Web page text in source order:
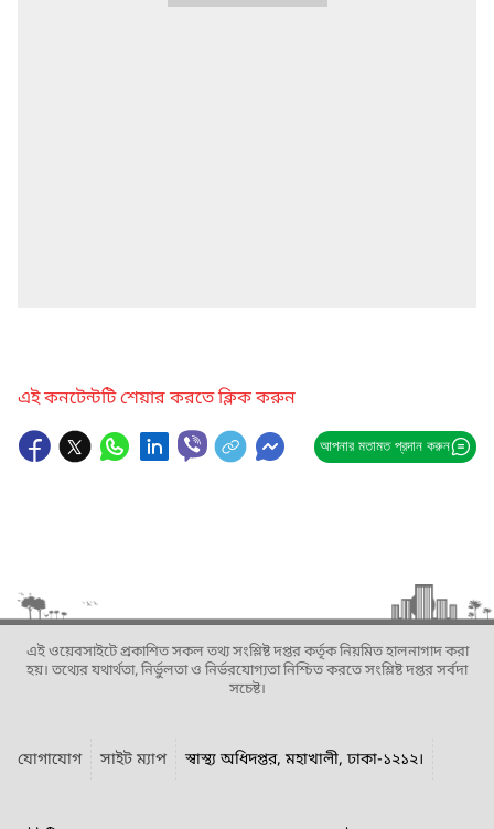
এই কনটেন্টটি শেয়ার করতে ক্লিক করুন
আপনার মতামত প্রদান করুন
এই ওয়েবসাইটে প্রকাশিত সকল তথ্য সংশ্লিষ্ট দপ্তর কর্তৃক নিয়মিত হালনাগাদ করা
হয়। তথ্যের যথার্থতা, নির্ভুলতা ও নির্ভরযোগ্যতা নিশ্চিত করতে সংশ্লিষ্ট দপ্তর সর্বদা
সচেষ্ট।
যোগাযোগ সাইট ম্যাপ স্বাস্থ্য অধিদপ্তর, মহাখালী, ঢাকা-১২১২।